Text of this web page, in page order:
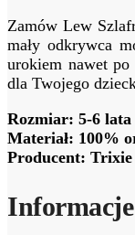
Zamów Lew
mały odkrywca
urokiem nawet
dla Twojego
Rozmiar: 5-6 lata
Materiał: 100%
Producent: Trixie